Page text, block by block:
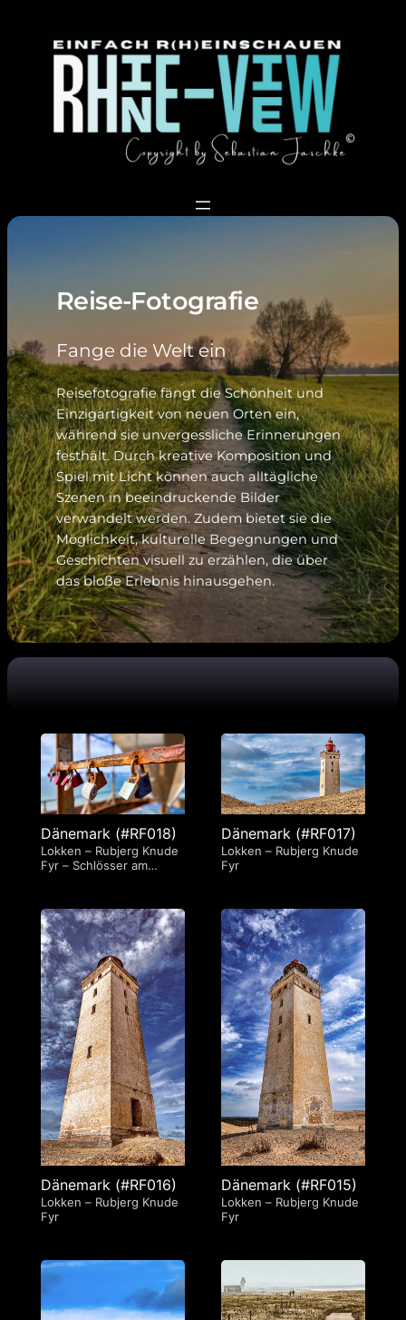
springen
Reise-Fotografie
Fange die Welt ein
Reisefotografie fängt die Schönheit und
Einzigartigkeit von neuen Orten ein,
während sie unvergessliche Erinnerungen
festhält. Durch kreative Komposition und
Spiel mit Licht können auch alltägliche
Szenen in beeindruckende Bilder
verwandelt werden. Zudem bietet sie die
Möglichkeit, kulturelle Begegnungen und
Geschichten visuell zu erzählen, die über
das bloße Erlebnis hinausgehen.
Dänemark (#RF018)
Lokken – Rubjerg Knude
Fyr – Schlösser am
Dänemark (#RF017)
Lokken – Rubjerg Knude
Fyr
Dänemark (#RF016)
Lokken – Rubjerg Knude
Fyr
Dänemark (#RF015)
Lokken – Rubjerg Knude
Fyr